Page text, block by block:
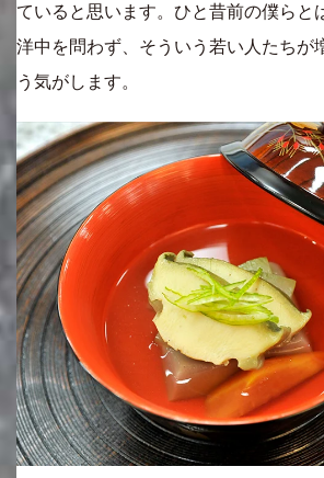
ていると思います。ひと昔前の僕らと
洋中を問わず、そういう若い人たちが
う気がします。